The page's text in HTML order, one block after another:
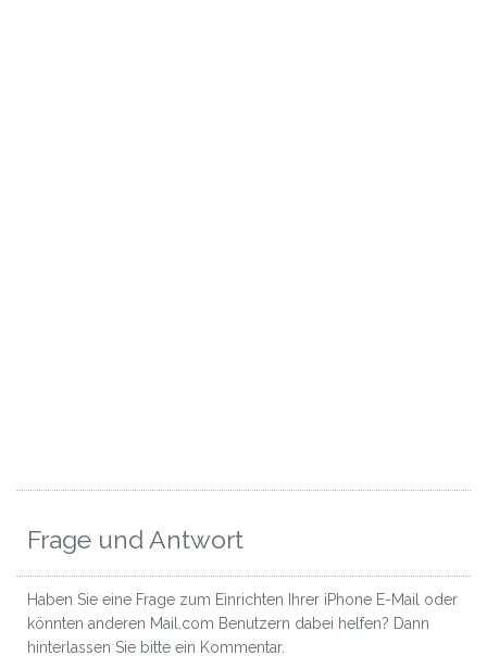
Frage und Antwort
Haben Sie eine Frage zum Einrichten Ihrer iPhone E-Mail oder
könnten anderen Mail.com Benutzern dabei helfen? Dann
hinterlassen Sie bitte ein Kommentar.